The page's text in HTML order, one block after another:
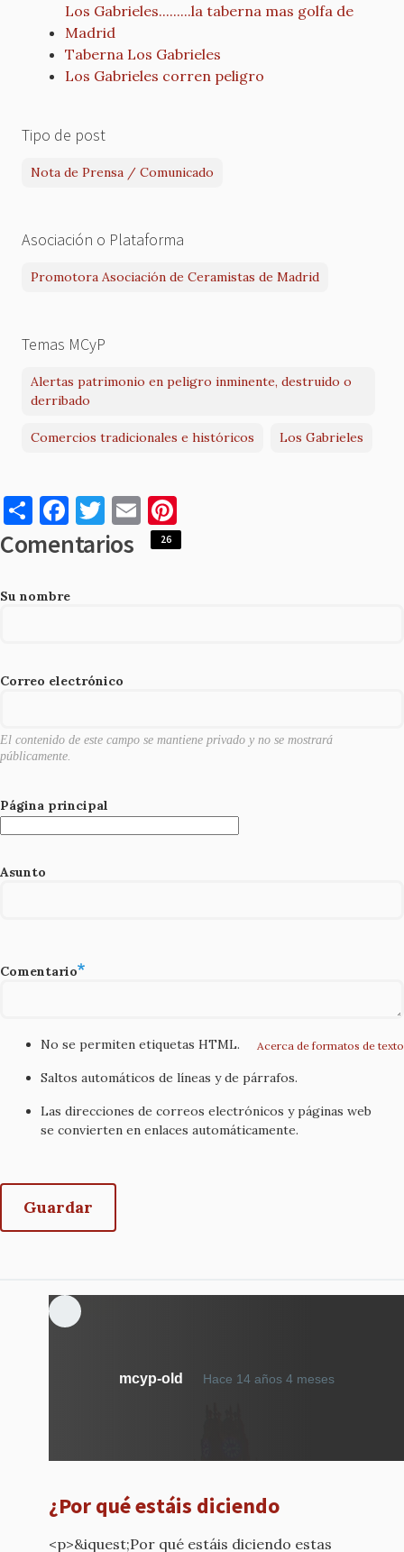
Los Gabrieles.........la taberna mas golfa de
Madrid
Taberna Los Gabrieles
Los Gabrieles corren peligro
Tipo de post
Nota de Prensa / Comunicado
Asociación o Plataforma
Promotora Asociación de Ceramistas de Madrid
Temas MCyP
Alertas patrimonio en peligro inminente, destruido o
derribado
Comercios tradicionales e históricos Los Gabrieles
S
h
ar
e
F
a
c
e
o
T
w
it
E
m nt
Comentarios 26
Su nombre
Correo electrónico
El contenido de este campo se mantiene privado y no se mostrará
públicamente.
Página principal
Asunto
Comentario
Acerca de formatos de texto
No se permiten etiquetas HTML.
Saltos automáticos de líneas y de párrafos.
Las direcciones de correos electrónicos y páginas web
se convierten en enlaces automáticamente.
mcyp-old Hace 14 años 4 meses
¿Por qué estáis diciendo
<p>&iquest;Por qué estáis diciendo estas